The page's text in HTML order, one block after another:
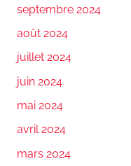
septembre 2024
août 2024
juillet 2024
juin 2024
mai 2024
avril 2024
mars 2024